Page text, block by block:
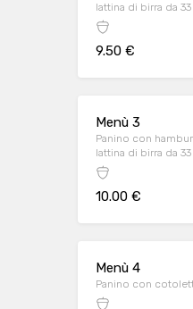
lattina di birra da 33
9.50 €
Menù 3
Panino con
lattina di birra da 33
10.00 €
Menù 4
Panino con